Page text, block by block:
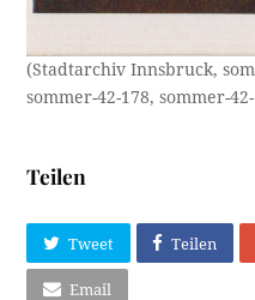
(Stadtarchiv Innsbruck,
sommer-42-178, sommer-
Teilen
Tweet Teilen
Email